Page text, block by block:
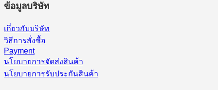
ข้อมูลบริษัท
เกี่ยวกับบริษัท
วิธีการสั่งซื้อ
Payment
นโยบายการจัดส่งสินค้า
นโยบายการรับประกันสินค้า